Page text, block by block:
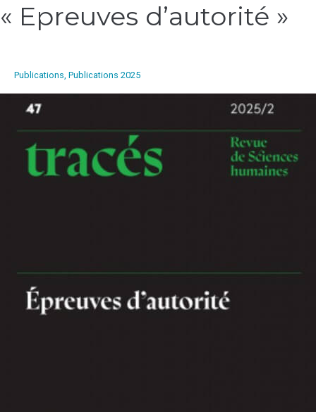
« Epreuves d’autorité »
Publications, Publications 2025
sciences
humaines.
d’autorité »